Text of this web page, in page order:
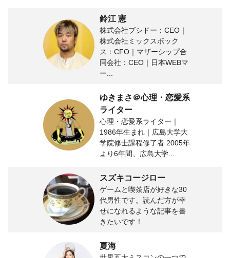
鈴江 憲
株式会社ブシドー：CEO｜
株式会社ミックスボック
ス：CFO｜マザーシップ合
同会社：CEO｜日本WEBマ
ー...
ゆきまさ＠心理・恋愛系
ライター
心理・恋愛系ライター｜
1986年生まれ｜広島大学大
学院修士課程修了者 2005年
より6年間、広島大学...
スズキコージロー
ゲームと喫茶店が好きな30
代男性です。読んだ方が幸
せになれるような記事を書
きたいです！
夏海